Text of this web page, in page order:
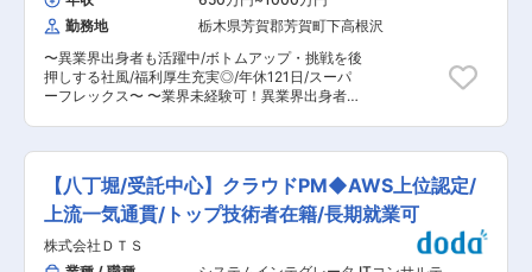
担） ・将来的にはPL/PMや技術スペシャリスト
へのキャリアパスも用意 ■案件例 ・光通信機器
の検査支援ソフトウェア開発 ・出荷管理システム
の設計・運用支援 ・工場設備情報の収集・可視化
システム（IoT） ・製造現場向け業務支援アプリ
くソリューションの選定や技術的な観点における
フィジビリティ確認 ・案件における顧客提案から
要件定義、設計構築、運用迄の対応（顧客対応の
営業部門や業務ソリューションを担当するSEと連
携しながら、業務遂行いただきます） ・担当プロ
ジェクトの対応に加え、本部SEとして全国支社な
らびに支社担当SEの支援活動によるインフラ領域
工程からのアプローチ（セキュリティアセスメン
ト、ゼロトラストセキュリティ ロードマップ推進
他） ※当社の顧客向けIT基盤領域を中心に対応い
ただきます。 ■業務のやりがい： ・富士フイル
ムBIジャパンとして、近年の中堅・中小企業に向
マネージャー（電気）
勤務地
栃木県芳賀郡芳賀町下高根沢
〜異業界出身者も活躍中/ボトムアップ・挑戦を後
押しする社風/福利厚生充実◎/年休121日/スーパ
ーフレックス〜 〜業界未経験可！異業界出身者も
社における研究開発〜量産にかけての一連の業務
の中でご自身のご経験に応じたポジションを打診
させて頂きます。ポジションの詳細関しては書類
選考通過後にお伝えいたしますので是非ご応募く
ださい。 【変更の範囲：会社の定める業務】 ■
働きやすい環境： 平均有給取得18.5日と休暇も取
得しやすい環境です。また、全社で育児支援制度
【八丁堀/受託中心】クラウドPM◆AWS上位認定/
上流一気通貫/トップ技術者在籍/長期就業可
株式会社ＤＴＳ